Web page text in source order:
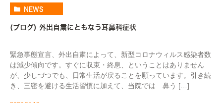
NEWS
(ブログ) 外出自粛にともなう耳鼻科症状
緊急事態宣言、外出自粛によって、新型コロナウィルス感染者数
は減少傾向です。すぐに収束・終息、ということはありません
が、少しづつでも、日常生活が戻ることを願っています。引き続
き、三密を避ける生活習慣に加えて、当院では 鼻う […]